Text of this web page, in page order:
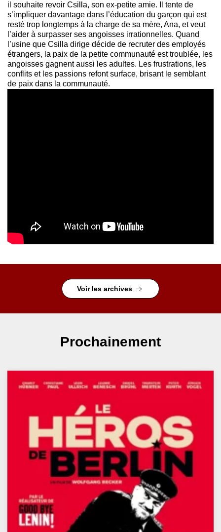
il souhaite revoir Csilla, son ex-petite amie. Il tente de
s’impliquer davantage dans l’éducation du garçon qui est
resté trop longtemps à la charge de sa mère, Ana, et veut
l’aider à surpasser ses angoisses irrationnelles. Quand
l’usine que Csilla dirige décide de recruter des employés
étrangers, la paix de la petite communauté est troublée, les
angoisses gagnent aussi les adultes. Les frustrations, les
conflits et les passions refont surface, brisant le semblant
de paix dans la communauté.
Voir les archives
Prochainement